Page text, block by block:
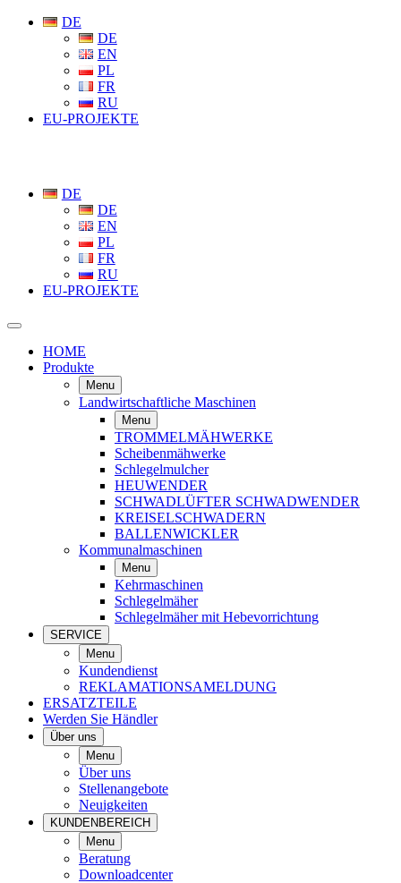
DE
DE
EN
PL
FR
RU
EU-PROJEKTE
DE
DE
EN
PL
FR
RU
EU-PROJEKTE
HOME
Produkte
Menu
Landwirtschaftliche Maschinen
Menu
TROMMELMÄHWERKE
Scheibenmähwerke
Schlegelmulcher
HEUWENDER
SCHWADLÜFTER SCHWADWENDER
KREISELSCHWADERN
BALLENWICKLER
Kommunalmaschinen
Menu
Kehrmaschinen
Schlegelmäher
Schlegelmäher mit Hebevorrichtung
SERVICE
Menu
Kundendienst
REKLAMATIONSAMELDUNG
ERSATZTEILE
Werden Sie Händler
Über uns
Menu
Über uns
Stellenangebote
Neuigkeiten
KUNDENBEREICH
Menu
Beratung
Downloadcenter